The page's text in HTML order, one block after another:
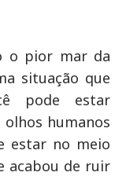
o pior mar da
situação que
pode estar
humanos
estar no meio
acabou de ruir